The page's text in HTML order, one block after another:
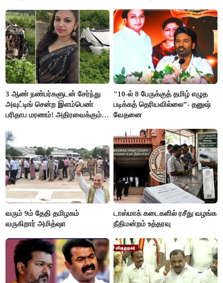
3 ஆண் நண்பர்களுடன் சேர்ந்து
அவுட்டிங் சென்ற இளம்பெண்
பரிதாப மரணம்! அதிரவைக்கும்
"10-ல் 8 பேருக்குத் தமிழ் எழுத
படிக்கத் தெரியவில்லை”- தனுஷ்
வேதனை
வரும் 9ம் தேதி தமிழகம்
வருகிறார் அமித்ஷா
டாஸ்மாக் கடைகளில் ரசீது வழங்க
நீதிமன்றம் உத்தரவு